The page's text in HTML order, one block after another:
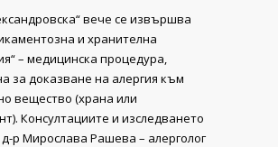
вече се извършва
и хранителна
– медицинска процедура,
за доказване на алергия към
вещество (храна или
Консултациите и изследването
р Мирослава Рашева – алерголог